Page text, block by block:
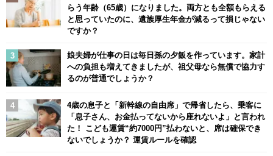
らう年齢（65歳）になりました。両方とも全額もらえる
と思っていたのに、遺族厚生年金が減るって損じゃない
ですか？
娘夫婦が仕事の日は毎日孫の夕飯を作っています。家計
への負担も増えてきましたが、祖父母なら無償で協力す
るのが普通でしょうか？
4歳の息子と「新幹線の自由席」で帰省したら、乗客に
「息子さん、お金払ってないから座れないよ」と言われ
た！ こども運賃“約7000円”払わないと、席は確保でき
ないでしょうか？ 運賃ルールを確認